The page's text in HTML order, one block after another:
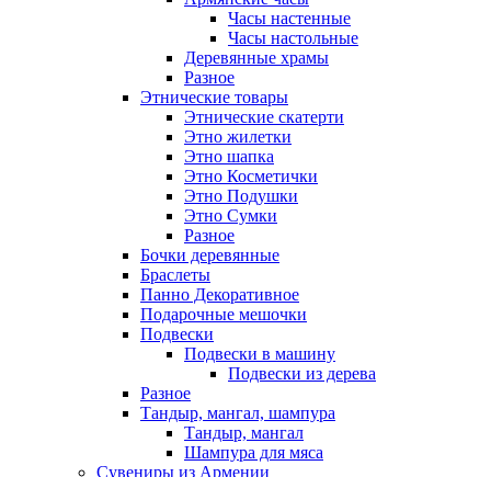
Часы настенные
Часы настольные
Деревянные храмы
Разное
Этнические товары
Этнические скатерти
Этно жилетки
Этно шапка
Этно Косметички
Этно Подушки
Этно Сумки
Разное
Бочки деревянные
Браслеты
Панно Декоративное
Подарочные мешочки
Подвески
Подвески в машину
Подвески из дерева
Разное
Тандыр, мангал, шампура
Тандыр, мангал
Шампура для мяса
Сувениры из Армении